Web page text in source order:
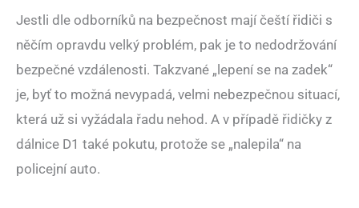
Jestli dle odborníků na bezpečnost mají čeští řidiči s
něčím opravdu velký problém, pak je to nedodržování
bezpečné vzdálenosti. Takzvané „lepení se na zadek“
je, byť to možná nevypadá, velmi nebezpečnou situací,
která už si vyžádala řadu nehod. A v případě řidičky z
dálnice D1 také pokutu, protože se „nalepila“ na
policejní auto.